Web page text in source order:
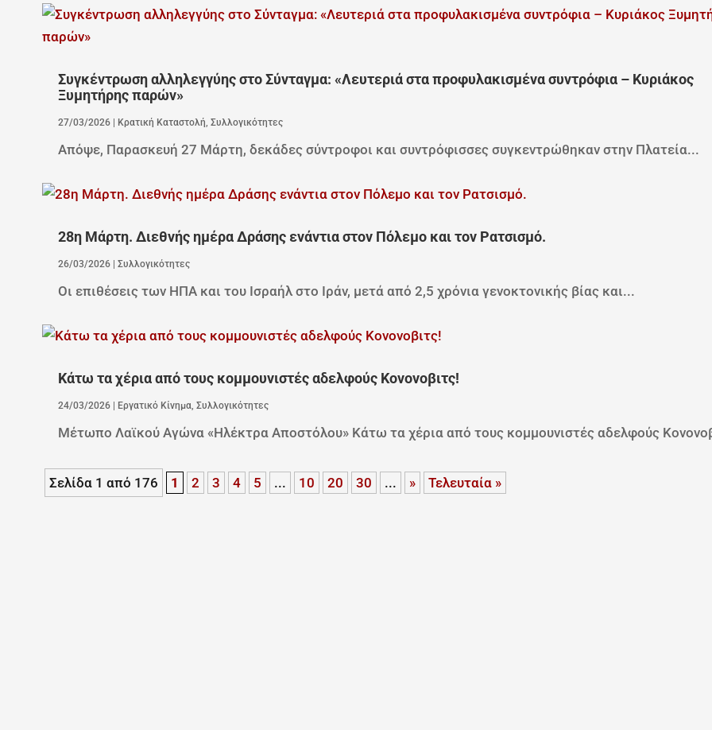
Συγκέντρωση αλληλεγγύης στο Σύνταγμα: «Λευτεριά στα προφυλακισμένα συντρόφια – Κυριάκος
Ξυμητήρης παρών»
27/03/2026| Κρατική Καταστολή Συλλογικότητες
Απόψε, Παρασκευή 27 Μάρτη, δεκάδες σύντροφοι και συντρόφισσες συγκεντρώθηκαν στην Πλατεία...
28η Μάρτη. Διεθνής ημέρα Δράσης ενάντια στον Πόλεμο και τον Ρατσισμό.
26/03/2026| Συλλογικότητες
Οι επιθέσεις των ΗΠΑ και του Ισραήλ στο Ιράν, μετά από 2,5 χρόνια γενοκτονικής βίας και...
Κάτω τα χέρια από τους κομμουνιστές αδελφούς Κονονοβιτς!
24/03/2026| Εργατικό Κίνημα, Συλλογικότητες
Μέτωπο Λαϊκού Αγώνα «Ηλέκτρα Αποστόλου» Κάτω τα χέρια από τους κομμουνιστές αδελφούς
Σελίδα 1 από 176 1 2 3 4 5 ... 10 20 30 ... » Τελευταία »